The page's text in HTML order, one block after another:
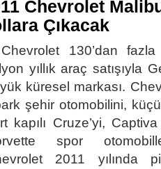
Chevrolet
Çıkacak
130’dan
yıllık araç satışıyla
küresel markası.
şehir otomobilini,
kapılı Cruze’yi,
spor
2011 yılında